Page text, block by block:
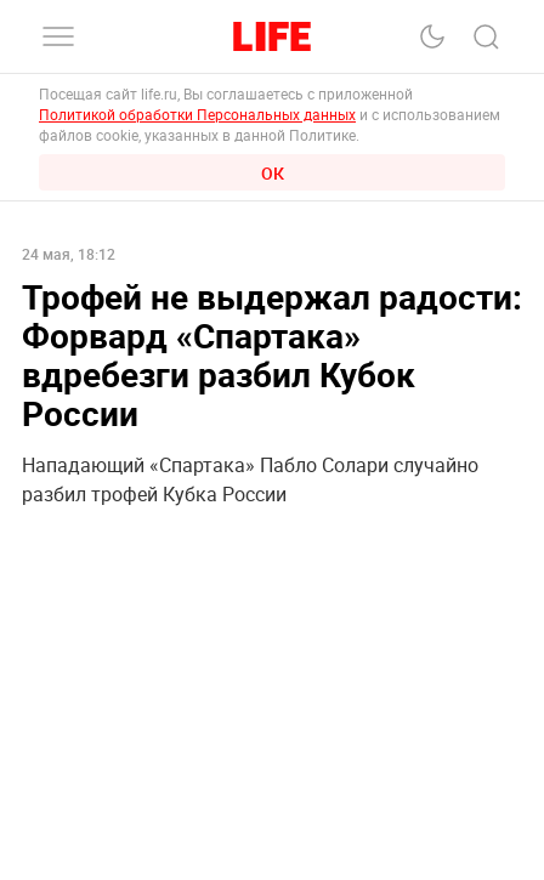
Посещая сайт life.ru, Вы соглашаетесь с приложенной
Политикой обработки Персональных данных и с использованием
файлов cookie, указанных в данной Политике.
ОК
24 мая, 18:12
Трофей не выдержал радости:
Форвард «Спартака»
вдребезги разбил Кубок
России
Нападающий «Спартака» Пабло Солари случайно
разбил трофей Кубка России